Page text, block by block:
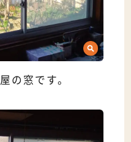
の窓です。